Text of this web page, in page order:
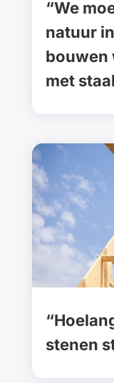
“We
natuur
bouwen
met
stenen